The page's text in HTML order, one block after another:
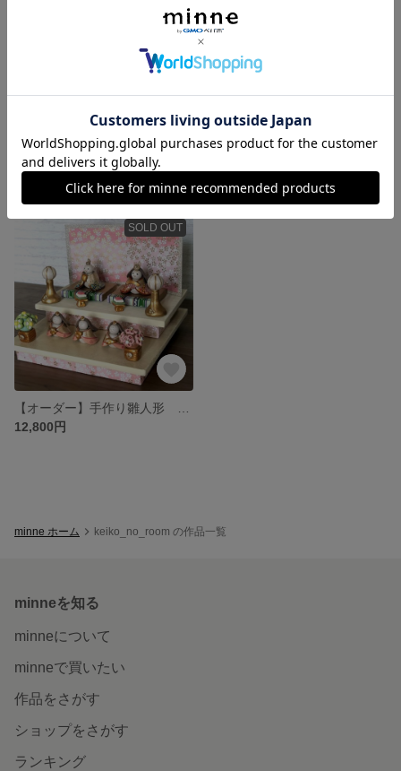
【オーダー】 七福神 手作り オーブン陶土 縁起物
4,000円
【オーダー】 オーブン陶土 兜 鯉のぼり 手作り 置物 セット
SOLD OUT
12,800円
minne ホーム keiko_no_room の作品一覧
minneを知る
minneについて
minneで買いたい
作品をさがす
ショップをさがす
ランキング